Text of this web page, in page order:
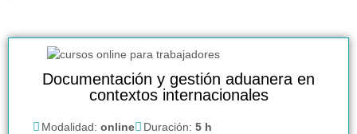
Documentación y gestión aduanera en
contextos internacionales
Modalidad: online Duración: 5 h